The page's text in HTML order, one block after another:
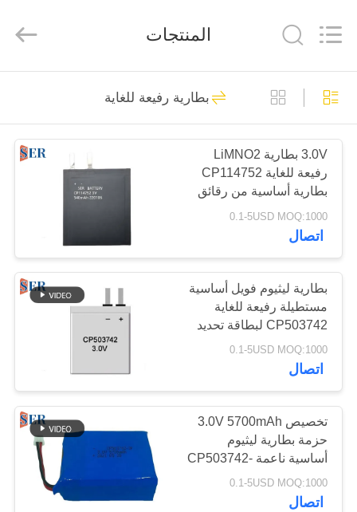
منزل
المنتجات
حول
جولة
المعمل
ضبط
الجودة
اتصل
Technology
Co,.Ltd.
بطارية Li SOCL2
156
بطارية ليثيوم MNO2
14
بطارية ليثيوم بوليمر
65
المنتجات
بطارية رفيعة للغاية
3.0V بطارية LiMNO2
رفيعة للغاية CP114752
بطارية أساسية من رقائق
الليبو
0.1-5USD MOQ:1000
اتصال
بطارية ليثيوم فويل أساسية
مستطيلة رفيعة للغاية
CP503742 لبطاقة تحديد
المواقع الشخصية
0.1-5USD MOQ:1000
اتصال
تخصيص 3.0V 5700mAh
حزمة بطارية ليثيوم
أساسية ناعمة CP503742-
3p
0.1-5USD MOQ:1000
اتصال